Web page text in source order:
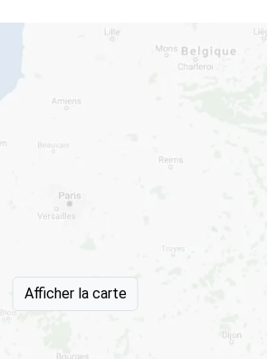
Afficher la carte